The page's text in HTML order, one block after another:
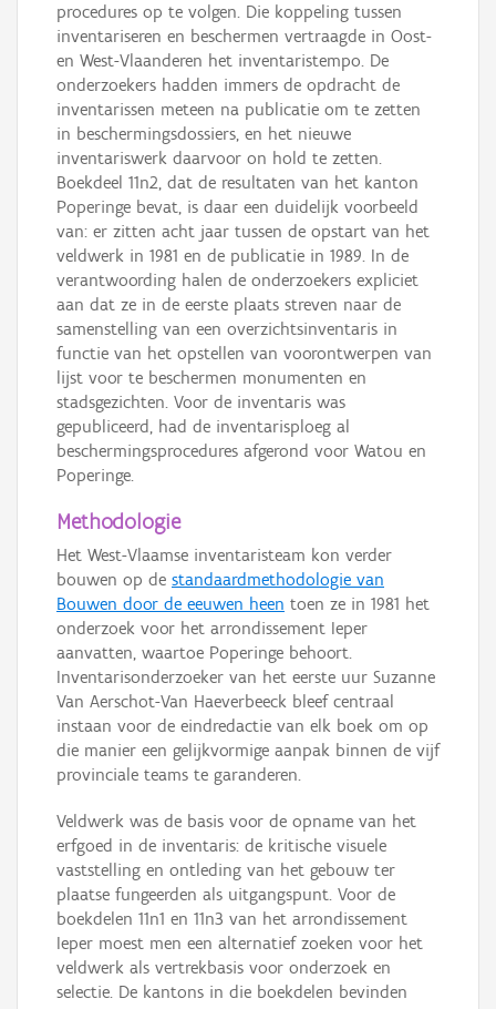
procedures op te volgen. Die koppeling tussen
inventariseren en beschermen vertraagde in Oost-
en West-Vlaanderen het inventaristempo. De
onderzoekers hadden immers de opdracht de
inventarissen meteen na publicatie om te zetten
in beschermingsdossiers, en het nieuwe
inventariswerk daarvoor on hold te zetten.
Boekdeel 11n2, dat de resultaten van het kanton
Poperinge bevat, is daar een duidelijk voorbeeld
van: er zitten acht jaar tussen de opstart van het
veldwerk in 1981 en de publicatie in 1989. In de
verantwoording halen de onderzoekers expliciet
aan dat ze in de eerste plaats streven naar de
samenstelling van een overzichtsinventaris in
functie van het opstellen van voorontwerpen van
lijst voor te beschermen monumenten en
stadsgezichten. Voor de inventaris was
gepubliceerd, had de inventarisploeg al
beschermingsprocedures afgerond voor Watou en
Poperinge.
Methodologie
Het West-Vlaamse inventaristeam kon verder
bouwen op de standaardmethodologie van
Bouwen door de eeuwen heen toen ze in 1981 het
onderzoek voor het arrondissement Ieper
aanvatten, waartoe Poperinge behoort.
Inventarisonderzoeker van het eerste uur Suzanne
Van Aerschot-Van Haeverbeeck bleef centraal
instaan voor de eindredactie van elk boek om op
die manier een gelijkvormige aanpak binnen de vijf
provinciale teams te garanderen.
Veldwerk was de basis voor de opname van het
erfgoed in de inventaris: de kritische visuele
vaststelling en ontleding van het gebouw ter
plaatse fungeerden als uitgangspunt. Voor de
boekdelen 11n1 en 11n3 van het arrondissement
Ieper moest men een alternatief zoeken voor het
veldwerk als vertrekbasis voor onderzoek en
selectie. De kantons in die boekdelen bevinden